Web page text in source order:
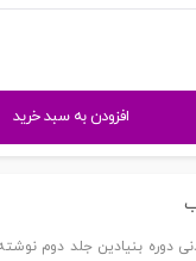
افزودن به سبد خرید
دوره بنیادین جلد دوم